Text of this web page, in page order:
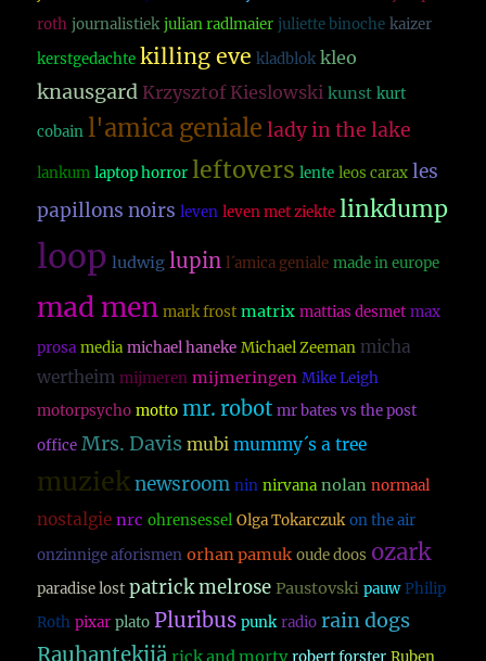
roth journalistiek julian radlmaier juliette binoche kaizer
kerstgedachte killing eve kladblok kleo
knausgard Krzysztof Kieslowski kunst kurt
cobain l'amica geniale lady in the lake
lankum laptop horror leftovers lente leos carax les
papillons noirs leven leven met ziekte linkdump
loop ludwig lupin l´amica geniale made in europe
mad men mark frost matrix mattias desmet max
prosa media michael haneke Michael Zeeman micha
wertheim mijmeren mijmeringen Mike Leigh
motorpsycho motto mr. robot mr bates vs the post
office Mrs. Davis mubi mummy´s a tree
muziek newsroom nin nirvana nolan normaal
nostalgie nrc ohrensessel Olga Tokarczuk on the air
onzinnige aforismen orhan pamuk oude doos ozark
paradise lost patrick melrose Paustovski pauw Philip
Roth pixar plato Pluribus punk radio rain dogs
Rauhantekijä rick and morty